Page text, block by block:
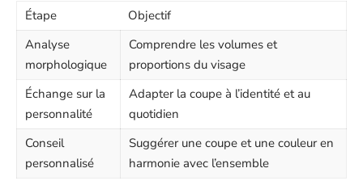
Étape
Objectif
Analyse
morphologique
Comprendre les volumes et
proportions du visage
Échange sur la
personnalité
Adapter la coupe à l’identité et au
quotidien
Conseil
personnalisé
Suggérer une coupe et une couleur en
harmonie avec l’ensemble